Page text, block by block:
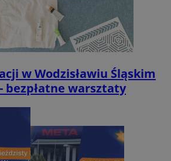
w Wodzisławiu Śląskim
bezpłatne warsztaty